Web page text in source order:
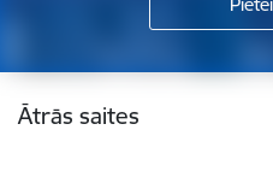
Kājene
Ātrās saites